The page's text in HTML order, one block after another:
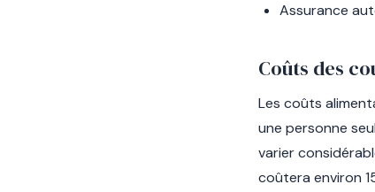
Assurance
Coûts des
Les coûts
une personne
varier
coûtera environ